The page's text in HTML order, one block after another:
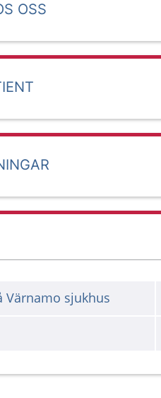
OSS
Värnamo sjukhus